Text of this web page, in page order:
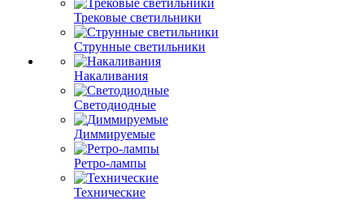
Трековые светильники
Струнные светильники
Накаливания
Светодиодные
Диммируемые
Ретро-лампы
Технические